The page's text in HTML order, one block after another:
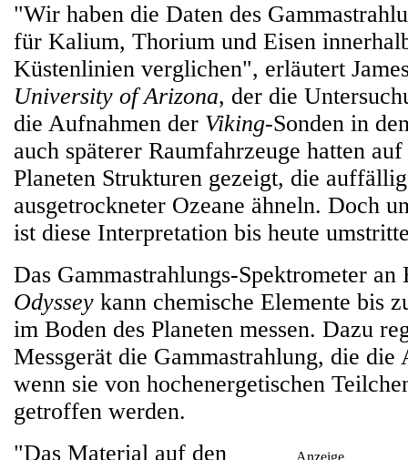
"Wir haben die Daten des
für Kalium, Thorium und Eisen
Küstenlinien verglichen", erläutert
University of Arizona, der die
die Aufnahmen der Viking-Sonden in
auch späterer Raumfahrzeuge hatten
Planeten Strukturen gezeigt, die
ausgetrockneter Ozeane ähneln. Doch
ist diese Interpretation bis heute
Das Gammastrahlungs-Spektrometer
Odyssey kann chemische Elemente bis
im Boden des Planeten messen. Dazu
Messgerät die Gammastrahlung, die die
wenn sie von hochenergetischen
getroffen werden.
Anzeige
"Das Material auf den